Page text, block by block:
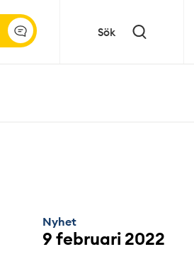
Sök
Nyhet
9 februari 2022